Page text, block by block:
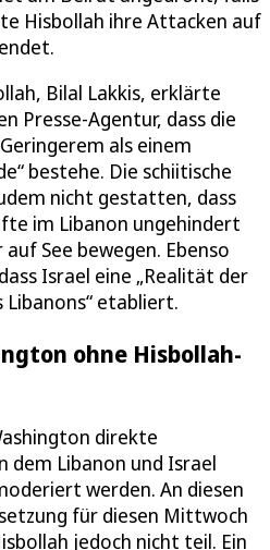
Hisbollah ihre Attacken auf
Bilal Lakkis, erklärte
Presse-Agentur, dass die
als einem
bestehe. Die schiitische
nicht gestatten, dass
im Libanon ungehindert
See bewegen. Ebenso
Israel eine „Realität der
Libanons“ etabliert.
ohne Hisbollah-
direkte
dem Libanon und Israel
werden. An diesen
für diesen Mittwoch
jedoch nicht teil. Ein